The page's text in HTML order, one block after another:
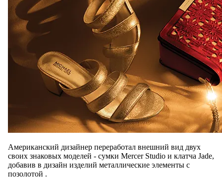
Американский дизайнер переработал внешний вид двух
своих знаковых моделей - сумки Mercer Studio и клатча Jade,
добавив в дизайн изделий металлические элементы с
позолотой .